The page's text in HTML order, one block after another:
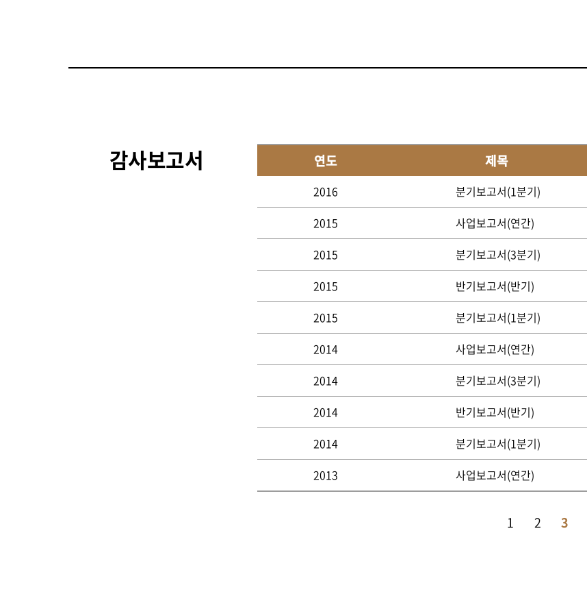
감사보고서 연도 제목
2016 분기보고서(1분기)
2015
사업보고서(연간)
2015
분기보고서(3분기)
2015
반기보고서(반기)
2015
분기보고서(1분기)
2014
사업보고서(연간)
2014
분기보고서(3분기)
2014
반기보고서(반기)
2014
분기보고서(1분기)
2013
사업보고서(연간)
1 2 3